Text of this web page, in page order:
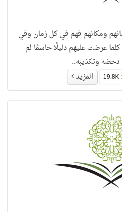
ومكانهم فهم في كل زمان وفي
عرضت عليهم دليلًا حاسمًا لم
دحضه وتكذيبه..
19.8K المزيد